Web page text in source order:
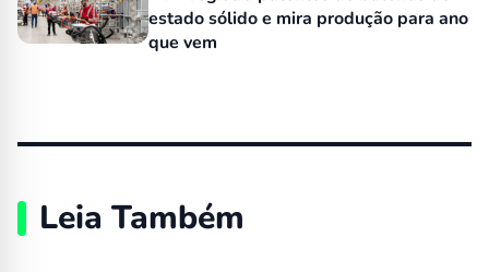
estado sólido e mira produção para ano
que vem
Leia Também